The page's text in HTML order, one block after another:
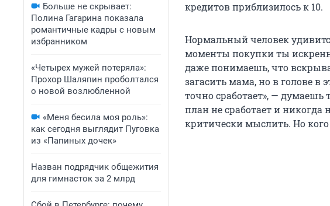
Больше не скрывает:
Полина Гагарина показала
романтичные кадры с новым
избранником
«Четырех мужей потеряла»:
Прохор Шаляпин проболтался
о новой возлюбленной
«Меня бесила моя роль»:
как сегодня выглядит Пуговка
из «Папиных дочек»
Назван подрядчик общежития
для гимнасток за 2 млрд
кредитов приблизилось к 10.
Нормальный человек
моменты покупки ты
даже понимаешь, что
загасить мама, но в голове в
точно сработает», — думаешь
план не сработает и никогда
критически мыслить. Но кого